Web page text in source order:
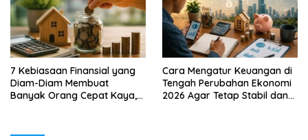
7 Kebiasaan Finansial yang
Diam-Diam Membuat
Banyak Orang Cepat Kaya,
Cara Mengatur Keuangan di
Tengah Perubahan Ekonomi
2026 Agar Tetap Stabil dan